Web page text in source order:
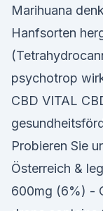
Marihuana
Hanfsorten
psychotrop
CBD VITAL
Probieren Sie
Österreich &
600mg (6%) -